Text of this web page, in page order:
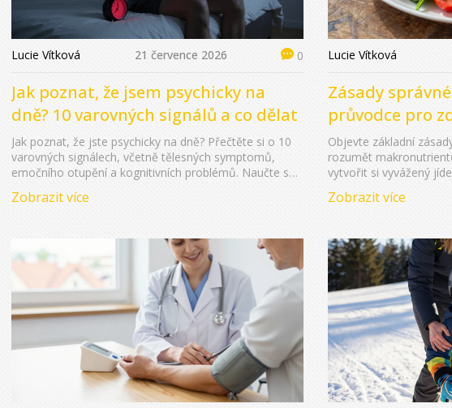
Lucie Vítková 21 července 2026 0
Jak poznat, že jsem psychicky na
dně? 10 varovných signálů a co dělat
Jak poznat, že jste psychicky na dně? Přečtěte si o 10
varovných signálech, včetně tělesných symptomů,
emočního otupění a kognitivních problémů. Naučte se,
zotavení.
Zobrazit více
Lucie Vítková
Zásady
průvodce pro
Objevte základní
rozumět
vytvořit si vyvážený
Zobrazit více